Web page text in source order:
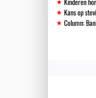
Kans op
Column: